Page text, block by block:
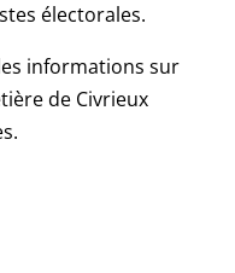
électorales.
informations sur
de Civrieux